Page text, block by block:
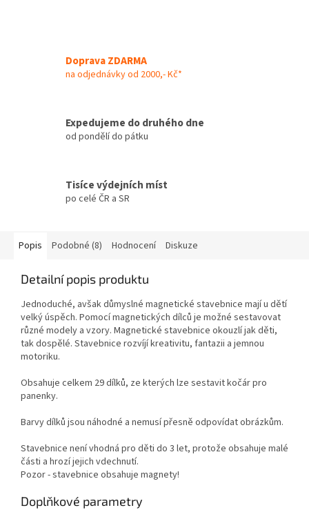
Doprava ZDARMA
na odjednávky od 2000,- Kč*
Expedujeme do druhého dne
od pondělí do pátku
Tisíce výdejních míst
po celé ČR a SR
Popis Podobné (8) Hodnocení Diskuze
Detailní popis produktu
Jednoduché, avšak důmyslné magnetické stavebnice mají u dětí
velký úspěch. Pomocí magnetických dílců je možné sestavovat
různé modely a vzory. Magnetické stavebnice okouzlí jak děti,
tak dospělé. Stavebnice rozvíjí kreativitu, fantazii a jemnou
motoriku.
Obsahuje celkem 29 dílků, ze kterých lze sestavit kočár pro
panenky.
Barvy dílků jsou náhodné a nemusí přesně odpovídat obrázkům.
Stavebnice není vhodná pro děti do 3 let, protože obsahuje malé
části a hrozí jejich vdechnutí.
Pozor - stavebnice obsahuje magnety!
Doplňkové parametry